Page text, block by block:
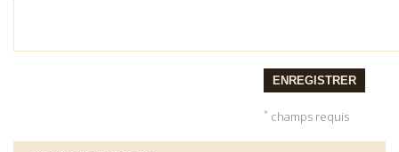
ENREGISTRER
* champs requis